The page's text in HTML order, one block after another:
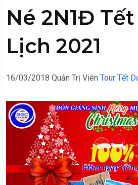
Né 2N1Đ
Lịch 2021
16/03/2018 Quản Trị Viên Tour Tết